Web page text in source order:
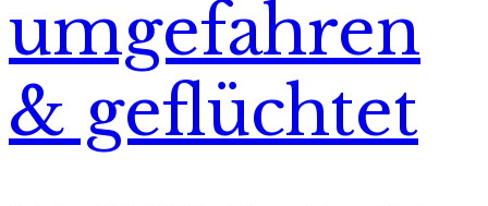
umgefahren
& geflüchtet